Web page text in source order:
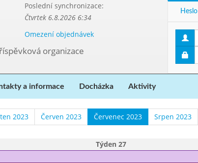
Poslední synchronizace:
Čtvrtek 6.8.2026 6:34
Omezení objednávek
organizace
Heslo
a informace Docházka Aktivity
2023 Červen 2023 Červenec 2023 Srpen 2023
Týden 27